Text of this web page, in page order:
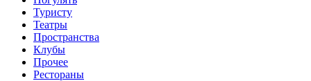
Туристу
Театры
Пространства
Клубы
Прочее
Рестораны